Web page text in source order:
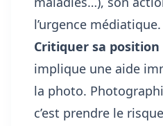
l’urgence médiatique.
Critiquer sa position
implique une aide
la photo.
c’est prendre le